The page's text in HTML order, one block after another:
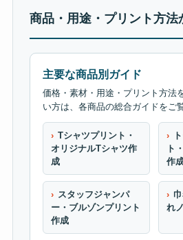
商品・用途・プリント方法
主要な商品別ガイド
価格・素材・用途・プリント方法
い方は、各商品の総合ガイドをご
Tシャツプリント・
オリジナルTシャツ作
成
ト
作
スタッフジャンパ
ー・ブルゾンプリント
作成
れ